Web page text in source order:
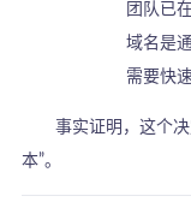
团队已
域名是
需要快
事实证明，这个
本”。